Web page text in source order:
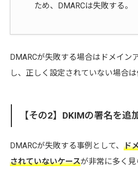
ため、DMARCは失敗する。
DMARCが失敗する場合はドメイン
し、正しく設定されていない場合は
【その2】DKIMの署名を追
DMARCが失敗する事例として、 ド
されていないケースが非常に多く見